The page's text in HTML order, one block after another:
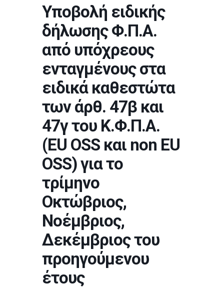
Υποβολή ειδικής
δήλωσης Φ.Π.Α.
από υπόχρεους
ενταγμένους στα
ειδικά καθεστώτα
των άρθ. 47β και
47γ του Κ.Φ.Π.Α.
(EU OSS και non EU
OSS) για το
τρίμηνο
Οκτώβριος,
Νοέμβριος,
Δεκέμβριος του
προηγούμενου
έτους